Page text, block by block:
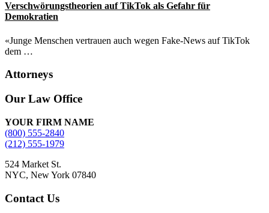
Verschwörungstheorien auf TikTok als Gefahr für
Demokratien
«Junge Menschen vertrauen auch wegen Fake-News auf TikTok
dem …
Attorneys
Site
Footer
Our Law Office
YOUR FIRM NAME
(800) 555-2840
(212) 555-1979
524 Market St.
NYC, New York 07840
Contact Us